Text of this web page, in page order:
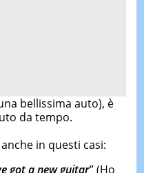
bellissima auto), è
da tempo.
in questi casi:
got a new guitar” (Ho